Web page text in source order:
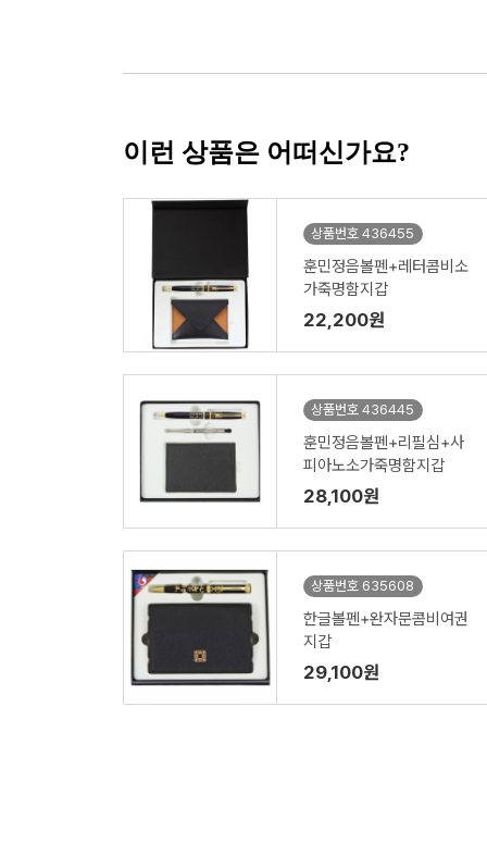
이런 상품은 어떠신가요?
상품번호 436455
훈민정음볼펜+레터콤비소
가죽명함지갑
22,200원
상품번호 436445
훈민정음볼펜+리필심+사
피아노소가죽명함지갑
28,100원
상품번호 635608
한글볼펜+완자문콤비여권
지갑
29,100원